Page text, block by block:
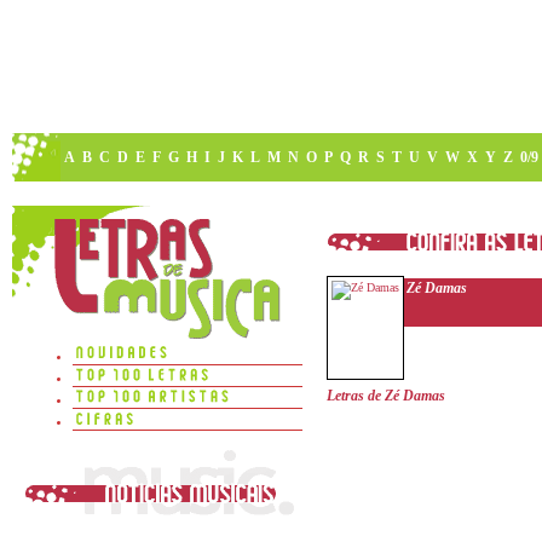
A B C D E F G H I J K L M N O P Q R S T U V W X Y Z 0/9
Zé Damas
Letras de Zé Damas